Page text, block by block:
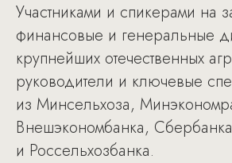
Участниками и спикерами на
финансовые и генеральные
крупнейших отечественных
руководители и ключевые
из Минсельхоза,
Внешэкономбанка, Сбербанка
и Россельхозбанка.